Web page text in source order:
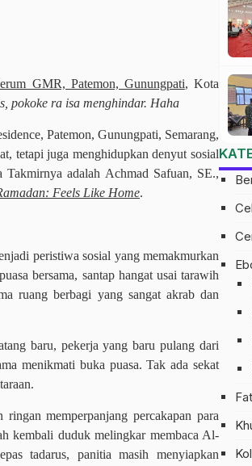
GMR, Patemon, Gunungpati, Kota
pokoke ra isa menghindar. Haha
Patemon, Gunungpati, Semarang,
tetapi juga menghidupkan denyut sosial
adalah Achmad Safuan, SE.,
Feels Like Home.
peristiwa sosial yang memakmurkan
bersama, santap hangat usai tarawih
ruang berbagi yang sangat akrab dan
baru, pekerja yang baru pulang dari
menikmati buka puasa. Tak ada sekat
memperpanjang percakapan para
kembali duduk melingkar membaca Al-
tadarus, panitia masih menyiapkan